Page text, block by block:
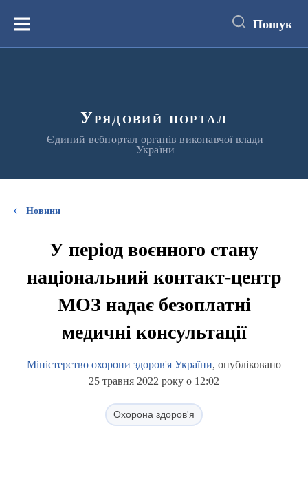
вмістуМеню Пошук
Урядовий портал
Єдиний вебпортал органів виконавчої влади
України
Новини
У період воєнного стану
національний контакт-центр
МОЗ надає безоплатні
медичні консультації
Міністерство охорони здоров'я України, опубліковано
25 травня 2022 року о 12:02
Охорона здоров'я